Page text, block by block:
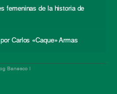
femeninas de la historia de
Carlos «Caque» Armas
Banesco |